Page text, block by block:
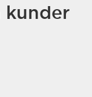
kunder